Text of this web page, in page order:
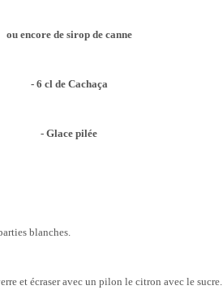
ou encore de sirop de canne
- 6 cl de Cachaça
- Glace pilée
blanches.
et écraser avec un pilon le citron avec le sucre.